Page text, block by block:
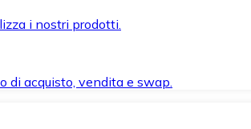
i nostri prodotti.
di acquisto, vendita e swap.